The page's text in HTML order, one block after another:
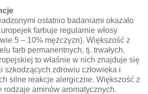
ostatnio badaniami okazało
farbuje regularnie włosy
5 – 10% mężczyzn). Większość z
farb permanentnych, tj. trwałych.
to właśnie w nich znajduje się
szkodzących zdrowiu człowieka i
silne reakcje alergiczne. Większość z
rodzaje aminów aromatycznych.